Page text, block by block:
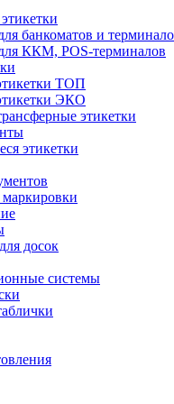
банкоматов и
ККМ, POS-терминалов
ТОП
ЭКО
этикетки
этикетки
досок
системы